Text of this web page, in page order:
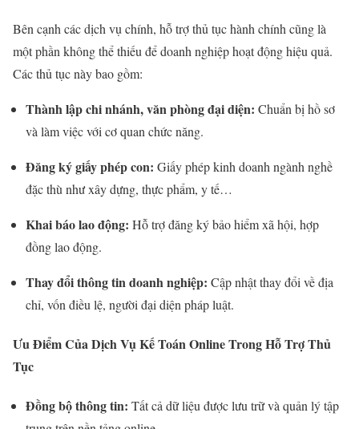
Bên cạnh các dịch vụ chính, hỗ trợ thủ tục hành chính cũng là
một phần không thể thiếu để doanh nghiệp hoạt động hiệu quả.
Các thủ tục này bao gồm:
Thành lập chi nhánh, văn phòng đại diện: Chuẩn bị hồ sơ
và làm việc với cơ quan chức năng.
Đăng ký giấy phép con: Giấy phép kinh doanh ngành nghề
đặc thù như xây dựng, thực phẩm, y tế…
Khai báo lao động: Hỗ trợ đăng ký bảo hiểm xã hội, hợp
đồng lao động.
Thay đổi thông tin doanh nghiệp: Cập nhật thay đổi về địa
chỉ, vốn điều lệ, người đại diện pháp luật.
Ưu Điểm Của Dịch Vụ Kế Toán Online Trong Hỗ Trợ Thủ
Tục
Đồng bộ thông tin: Tất cả dữ liệu được lưu trữ và quản lý tập